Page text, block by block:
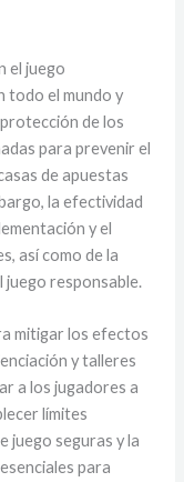
el juego
todo el mundo y
de los
para prevenir el
de apuestas
la efectividad
y el
así como de la
juego responsable.
mitigar los efectos
y talleres
a los jugadores a
límites
juego seguras y la
para